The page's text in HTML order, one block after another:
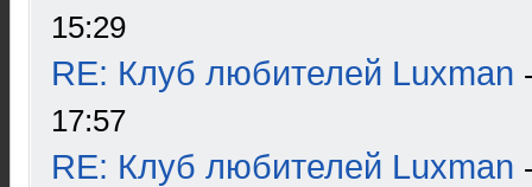
15:29
RE: Клуб любителей Luxman
17:57
RE: Клуб любителей Luxman